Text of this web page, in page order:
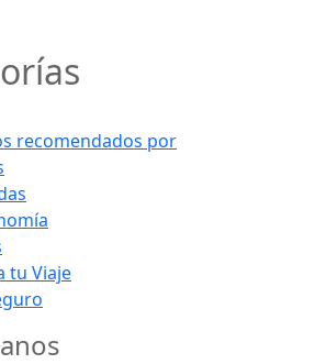
recomendados por
tu Viaje